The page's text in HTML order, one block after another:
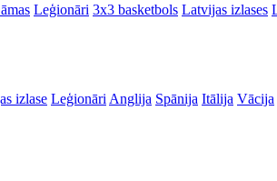
Leģionāri 3x3 basketbols Latvijas izlases
izlase Leģionāri Anglija Spānija Itālija Vācija